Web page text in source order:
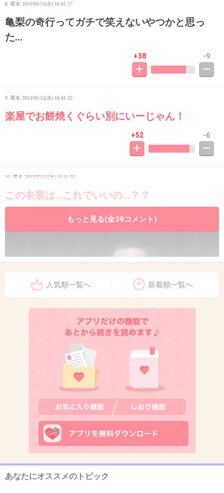
8. 匿名 2013/05/15(水) 16:41:17
亀梨の奇行ってガチで笑えないやつかと思っ
た…
+38 -9
9. 匿名 2013/05/15(水) 16:41:25
楽屋でお餅焼くぐらい別にいーじゃん！
+52 -6
10. 匿名 2013/05/15(水) 16:41:33
この衣装は…これでいいの…？？
もっと見る(全39コメント)
人気順一覧へ 新着順一覧へ
あなたにオススメのトピック